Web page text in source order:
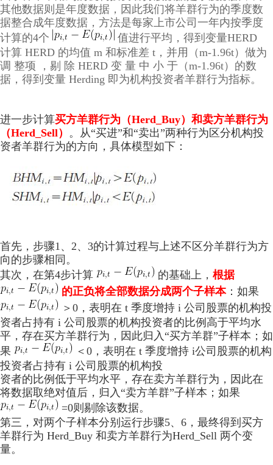
其他数据则是年度数据，因此我们将羊群行为的季度数
据整合成年度数据，方法是每家上市公司一年内按季度
计算的4个
值进行平均，得到变量HERD
计算 HERD 的均值 m 和标准差 t，并用（m-1.96t）做为
调 整项 ，剔 除 HERD 变 量 中 小 于（m-1.96t）的数
据，得到变量 Herding 即为机构投资者羊群行为指标。
进一步计算买方羊群行为（Herd_Buy）和卖方羊群行为
（Herd_Sell） 。从“买进”和“卖出”两种行为区分机构投
资者羊群行为的方向，具体模型如下：
首先，步骤1、2、3的计算过程与上述不区分羊群行为方
向的步骤相同。
其次，在第4步计算
的基础上， 根据
的正负将全部数据分成两个子样本：如果
＞0，表明在 t 季度增持 i 公司股票的机构投
资者占持有 i 公司股票的机构投资者的比例高于平均水
平，存在买方羊群行为，因此归入“买方羊群”子样本；如
果
＜0，表明在 t 季度增持 i公司股票的机构
投资者占持有 i 公司股票的机构投
资者的比例低于平均水平，存在卖方羊群行为，因此在
将数据取绝对值后，归入“卖方羊群”子样本；如果
=0则剔除该数据。
第三，对两个子样本分别运行步骤5、6，最终得到买方
羊群行为 Herd_Buy 和卖方羊群行为Herd_Sell 两个变
量。